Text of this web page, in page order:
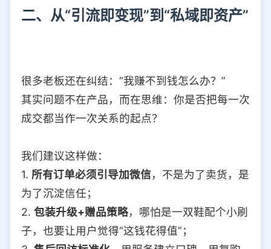
二、从“引流即变现”到“私域即资产”
很多老板还在纠结：“我赚不到钱怎么办？”
其实问题不在产品，而在思维：你是否把每一次
成交都当作一次关系的起点？
我们建议这样做：
1. 所有订单必须引导加微信，不是为了卖货，是
为了沉淀信任；
2. 包装升级+赠品策略，哪怕是一双鞋配个小刷
子，也要让用户觉得“这钱花得值”；